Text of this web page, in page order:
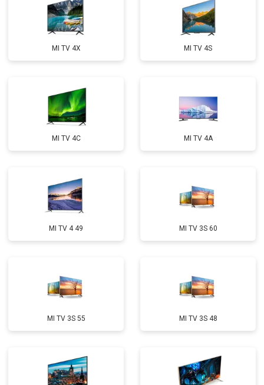
MI TV 4X MI TV 4S
MI TV 4C MI TV 4A
MI TV 4 49 MI TV 3S 60
MI TV 3S 55 MI TV 3S 48